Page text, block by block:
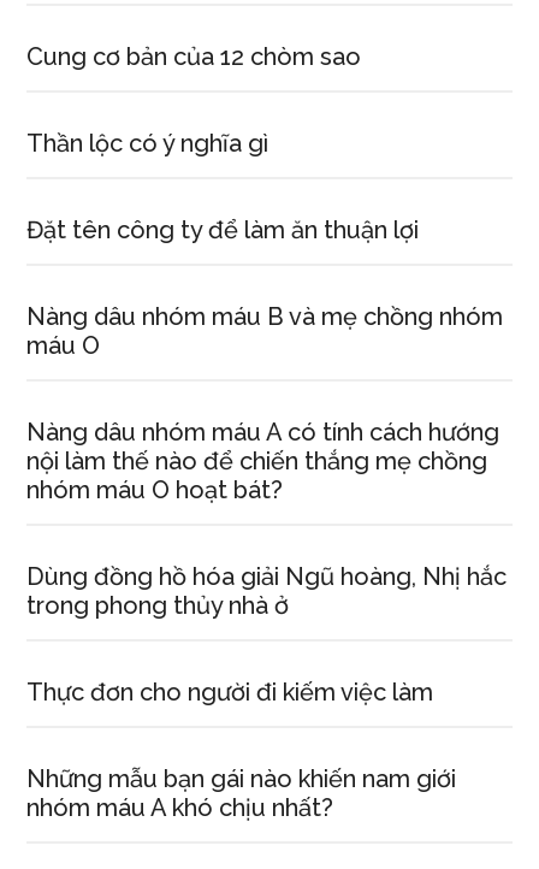
Cung cơ bản của 12 chòm sao
Thần lộc có ý nghĩa gì
Đặt tên công ty để làm ăn thuận lợi
Nàng dâu nhóm máu B và mẹ chồng nhóm
máu O
Nàng dâu nhóm máu A có tính cách hướng
nội làm thế nào để chiến thắng mẹ chồng
nhóm máu O hoạt bát?
Dùng đồng hồ hóa giải Ngũ hoàng, Nhị hắc
trong phong thủy nhà ở
Thực đơn cho người đi kiếm việc làm
Những mẫu bạn gái nào khiến nam giới
nhóm máu A khó chịu nhất?